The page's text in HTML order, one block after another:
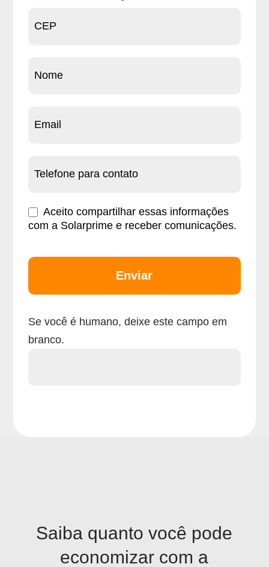
Franquias
Aceito compartilhar essas informações
com a Solarprime e receber comunicações.
Enviar
Se você é humano, deixe este campo em
branco.
Simulador
Saiba quanto você pode
economizar com a